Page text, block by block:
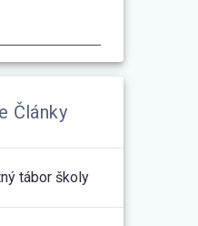
Články
tábor školy